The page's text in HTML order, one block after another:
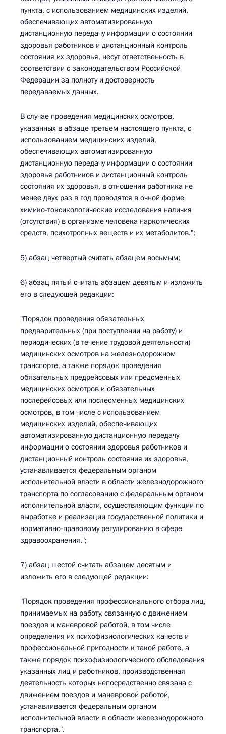
пункта, с использованием медицинских изделий,
обеспечивающих автоматизированную
дистанционную передачу информации о состоянии
здоровья работников и дистанционный контроль
состояния их здоровья, несут ответственность в
соответствии с законодательством Российской
Федерации за полноту и достоверность
передаваемых данных.
В случае проведения медицинских осмотров,
указанных в абзаце третьем настоящего пункта, с
использованием медицинских изделий,
обеспечивающих автоматизированную
дистанционную передачу информации о состоянии
здоровья работников и дистанционный контроль
состояния их здоровья, в отношении работника не
менее двух раз в год проводятся в очной форме
химико-токсикологические исследования наличия
(отсутствия) в организме человека наркотических
средств, психотропных веществ и их метаболитов.";
5) абзац четвертый считать абзацем восьмым;
6) абзац пятый считать абзацем девятым и изложить
его в следующей редакции:
"Порядок проведения обязательных
предварительных (при поступлении на работу) и
периодических (в течение трудовой деятельности)
медицинских осмотров на железнодорожном
транспорте, а также порядок проведения
обязательных предрейсовых или предсменных
медицинских осмотров и обязательных
послерейсовых или послесменных медицинских
осмотров, в том числе с использованием
медицинских изделий, обеспечивающих
автоматизированную дистанционную передачу
информации о состоянии здоровья работников и
дистанционный контроль состояния их здоровья,
устанавливается федеральным органом
исполнительной власти в области железнодорожного
транспорта по согласованию с федеральным органом
исполнительной власти, осуществляющим функции по
выработке и реализации государственной политики и
нормативно-правовому регулированию в сфере
здравоохранения.";
7) абзац шестой считать абзацем десятым и
изложить его в следующей редакции:
"Порядок проведения профессионального отбора лиц,
принимаемых на работу, связанную с движением
поездов и маневровой работой, в том числе
определения их психофизиологических качеств и
профессиональной пригодности к такой работе, а
также порядок психофизиологического обследования
указанных лиц и работников, производственная
деятельность которых непосредственно связана с
движением поездов и маневровой работой,
устанавливается федеральным органом
исполнительной власти в области железнодорожного
транспорта.".